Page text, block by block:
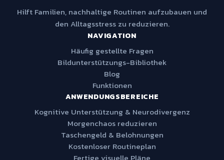
Hilft Familien, nachhaltige Routinen aufzubauen und
den Alltagsstress zu reduzieren.
NAVIGATION
Häufig gestellte Fragen
Bildunterstützungs-Bibliothek
Blog
Funktionen
ANWENDUNGSBEREICHE
Kognitive Unterstützung & Neurodivergenz
Morgenchaos reduzieren
Taschengeld & Belohnungen
Kostenloser Routineplan